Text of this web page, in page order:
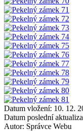
Datum vložení: 10. 12.
Datum poslední
Autor: Správce Webu